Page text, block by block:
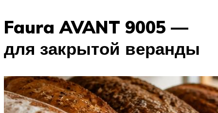
Faura AVANT 9005 —
для закрытой веранды